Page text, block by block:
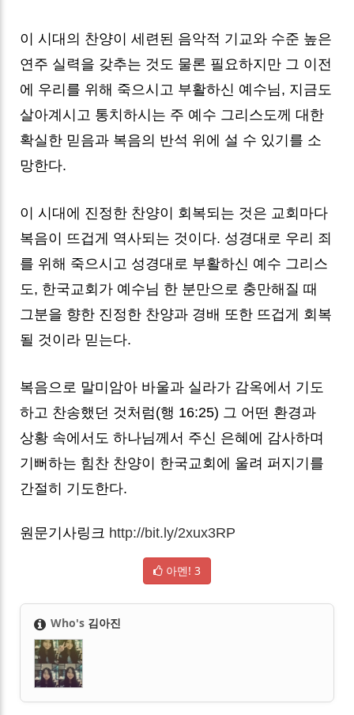
이 시대의 찬양이 세련된 음악적 기교와 수준 높은
연주 실력을 갖추는 것도 물론 필요하지만 그 이전
에 우리를 위해 죽으시고 부활하신 예수님, 지금도
살아계시고 통치하시는 주 예수 그리스도께 대한
확실한 믿음과 복음의 반석 위에 설 수 있기를 소
망한다.
이 시대에 진정한 찬양이 회복되는 것은 교회마다
복음이 뜨겁게 역사되는 것이다. 성경대로 우리 죄
를 위해 죽으시고 성경대로 부활하신 예수 그리스
도, 한국교회가 예수님 한 분만으로 충만해질 때
그분을 향한 진정한 찬양과 경배 또한 뜨겁게 회복
될 것이라 믿는다.
복음으로 말미암아 바울과 실라가 감옥에서 기도
하고 찬송했던 것처럼(행 16:25) 그 어떤 환경과
상황 속에서도 하나님께서 주신 은혜에 감사하며
기뻐하는 힘찬 찬양이 한국교회에 울려 퍼지기를
간절히 기도한다.
원문기사링크 http://bit.ly/2xux3RP
아멘! 3
Who's 김아진